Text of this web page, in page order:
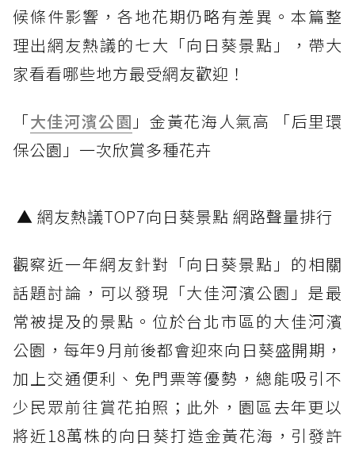
候條件影響，各地花期仍略有差異。本篇整
理出網友熱議的七大「向日葵景點」，帶大
家看看哪些地方最受網友歡迎！
「大佳河濱公園 」金黃花海人氣高 「后里環
保公園」一次欣賞多種花卉
▲ 網友熱議TOP7向日葵景點 網路聲量排行
觀察近一年網友針對「向日葵景點」的相關
話題討論，可以發現「大佳河濱公園」是最
常被提及的景點。位於台北市區的大佳河濱
公園，每年9月前後都會迎來向日葵盛開期，
加上交通便利、免門票等優勢，總能吸引不
少民眾前往賞花拍照；此外，園區去年更以
將近18萬株的向日葵打造金黃花海，引發許